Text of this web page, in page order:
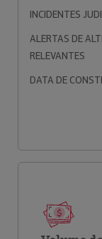
INCIDENTES
ALERTAS DE
RELEVANTES
DATA DE